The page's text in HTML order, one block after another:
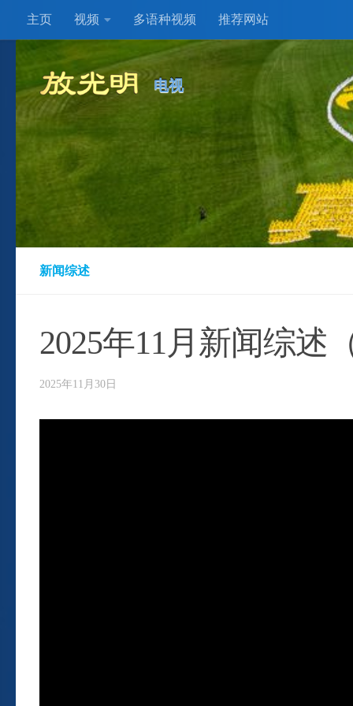
Skip to content
主页 视频 多语种视频 推荐网站
电视
新闻综述
2025年11月新闻综述
2025年11月30日